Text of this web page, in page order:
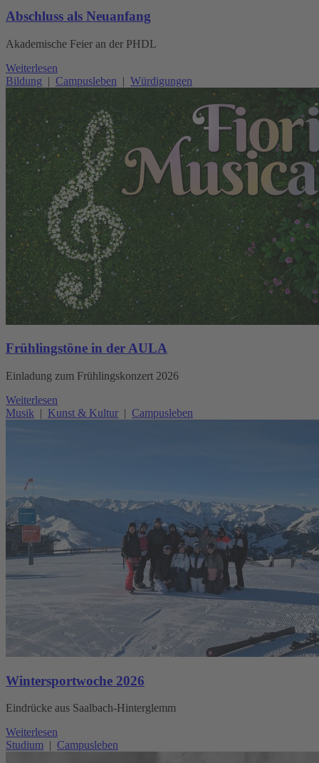
Abschluss als Neuanfang
Akademische Feier an der PHDL
Weiterlesen
Bildung | Campusleben | Würdigungen
Frühlingstöne in der AULA
Einladung zum Frühlingskonzert 2026
Weiterlesen
Musik | Kunst & Kultur | Campusleben
Wintersportwoche 2026
Eindrücke aus Saalbach-Hinterglemm
Weiterlesen
Studium
Campusleben